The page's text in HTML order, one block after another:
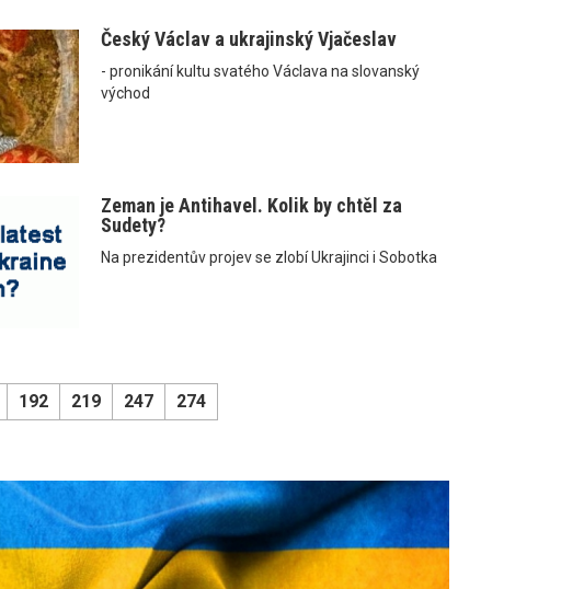
Český Václav a ukrajinský Vjačeslav
- pronikání kultu svatého Václava na slovanský
východ
Zeman je Antihavel. Kolik by chtěl za
Sudety?
Na prezidentův projev se zlobí Ukrajinci i Sobotka
192 219 247 274